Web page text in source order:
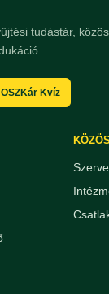
tudástár,
OSZKár Kvíz